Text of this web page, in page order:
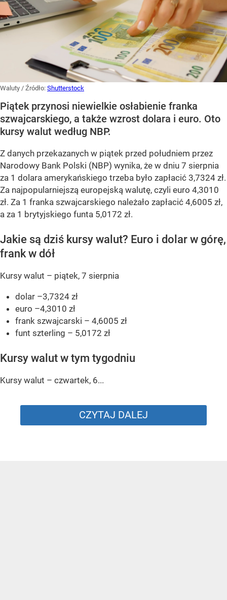
Waluty / Źródło: Shutterstock
Piątek przynosi niewielkie osłabienie franka
szwajcarskiego, a także wzrost dolara i euro. Oto
kursy walut według NBP.
Z danych przekazanych w piątek przed południem przez
Narodowy Bank Polski (NBP) wynika, że w dniu 7 sierpnia
za 1 dolara amerykańskiego trzeba było zapłacić 3,7324 zł.
Za najpopularniejszą europejską walutę, czyli euro 4,3010
zł. Za 1 franka szwajcarskiego należało zapłacić 4,6005 zł,
a za 1 brytyjskiego funta 5,0172 zł.
Jakie są dziś kursy walut? Euro i dolar w górę,
frank w dół
Kursy walut – piątek, 7 sierpnia
dolar –3,7324 zł
euro –4,3010 zł
frank szwajcarski – 4,6005 zł
funt szterling – 5,0172 zł
Kursy walut w tym tygodniu
Kursy walut – czwartek, 6...
CZYTAJ DALEJ